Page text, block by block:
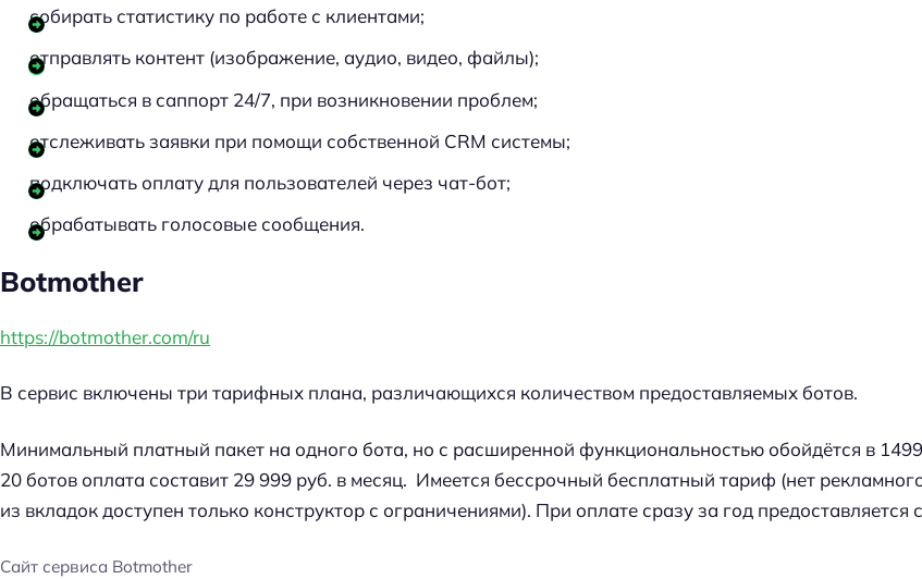
собирать статистику по работе с клиентами;
отправлять контент (изображение, аудио, видео, файлы);
обращаться в саппорт 24/7, при возникновении проблем;
отслеживать заявки при помощи собственной CRM системы;
подключать оплату для пользователей через чат-бот;
обрабатывать голосовые сообщения.
Botmother
https://botmother.com/ru
В сервис включены три тарифных плана, различающихся количеством предоставляемых ботов.
Минимальный платный пакет на одного бота, но с расширенной функциональностью обойдётся в
20 ботов оплата составит 29 999 руб. в месяц. Имеется бессрочный бесплатный тариф (нет
из вкладок доступен только конструктор с ограничениями). При оплате сразу за год предоставляется
Сайт сервиса Botmother
а
й
: